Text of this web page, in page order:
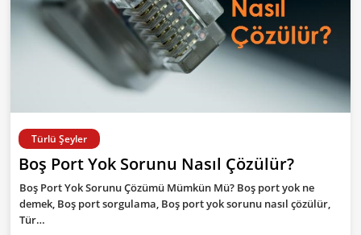
Türlü Şeyler
Boş Port Yok Sorunu Nasıl Çözülür?
Boş Port Yok Sorunu Çözümü Mümkün Mü? Boş port yok ne
demek, Boş port sorgulama, Boş port yok sorunu nasıl çözülür,
Tür…